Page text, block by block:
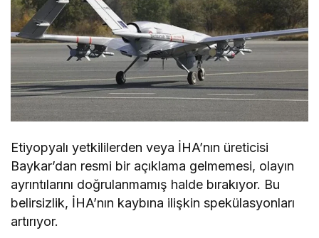
Etiyopyalı yetkililerden veya İHA’nın üreticisi
Baykar’dan resmi bir açıklama gelmemesi, olayın
ayrıntılarını doğrulanmamış halde bırakıyor. Bu
belirsizlik, İHA’nın kaybına ilişkin spekülasyonları
artırıyor.